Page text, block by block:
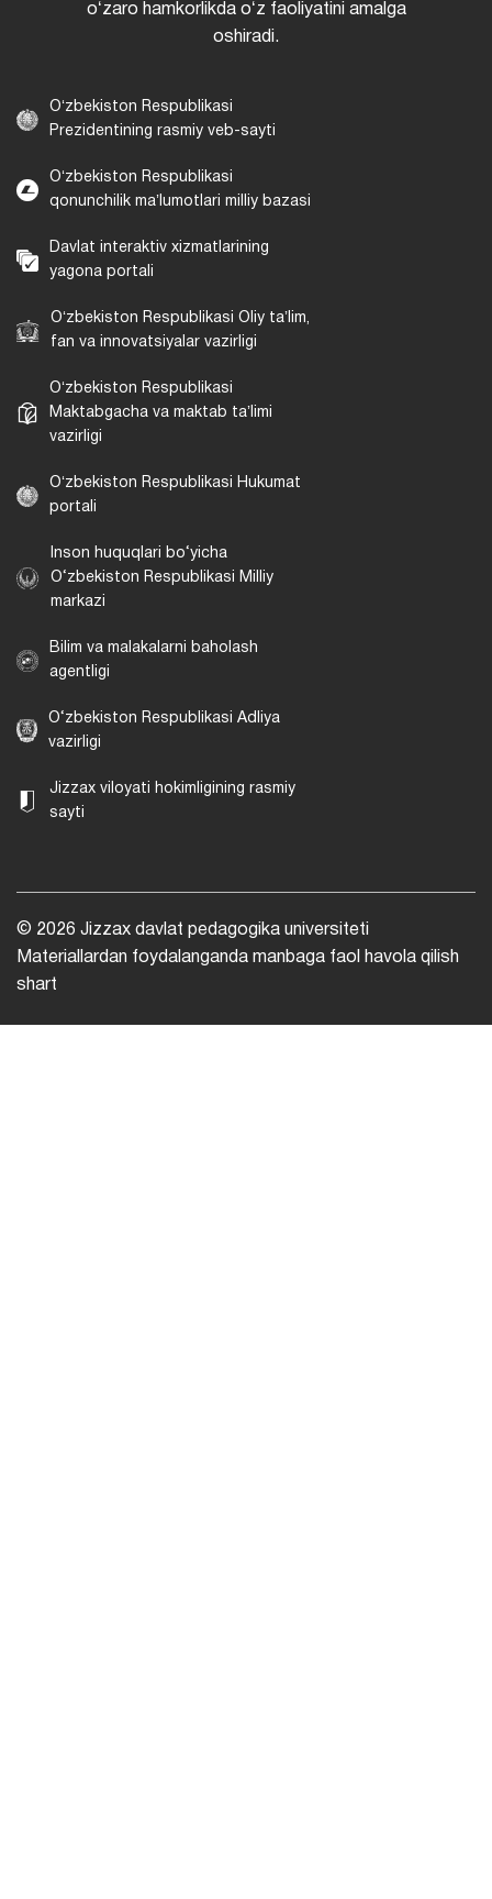
oʻzaro hamkorlikda oʻz faoliyatini amalga
oshiradi.
Oʻzbekiston Respublikasi
Prezidentining rasmiy veb-sayti
Oʻzbekiston Respublikasi
qonunchilik maʼlumotlari milliy bazasi
Davlat interaktiv xizmatlarining
yagona portali
Oʻzbekiston Respublikasi Oliy taʼlim,
fan va innovatsiyalar vazirligi
Oʻzbekiston Respublikasi
Maktabgacha va maktab taʼlimi
vazirligi
Oʻzbekiston Respublikasi Hukumat
portali
Inson huquqlari bo‘yicha
O‘zbekiston Respublikasi Milliy
markazi
Bilim va malakalarni baholash
agentligi
O‘zbekiston Respublikasi Adliya
vazirligi
Jizzax viloyati hokimligining rasmiy
sayti
© 2026 Jizzax davlat pedagogika universiteti
Materiallardan foydalanganda manbaga faol havola qilish
shart